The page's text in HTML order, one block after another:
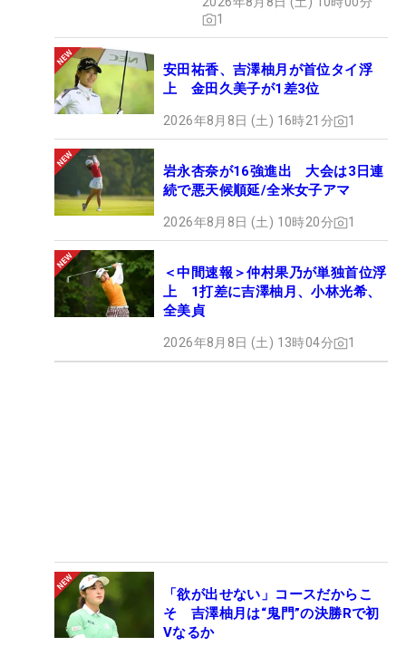
1
安田祐香、吉澤柚月が首位タイ浮
上 金田久美子が1差3位
2026年8月8日 (土) 16時21分 1
岩永杏奈が16強進出 大会は3日連
続で悪天候順延/全米女子アマ
2026年8月8日 (土) 10時20分 1
＜中間速報＞仲村果乃が単独首位浮
上 1打差に吉澤柚月、小林光希、
全美貞
2026年8月8日 (土) 13時04分 1
「欲が出せない」コースだからこ
そ 吉澤柚月は“鬼門”の決勝Rで初
Vなるか